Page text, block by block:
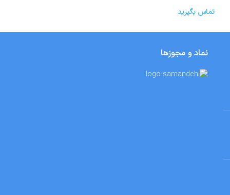
تماس بگیرید
نماد و مجوزها